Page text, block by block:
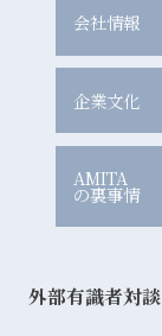
会社情報
企業文化
AMITA
の裏事情
外部有識者対談